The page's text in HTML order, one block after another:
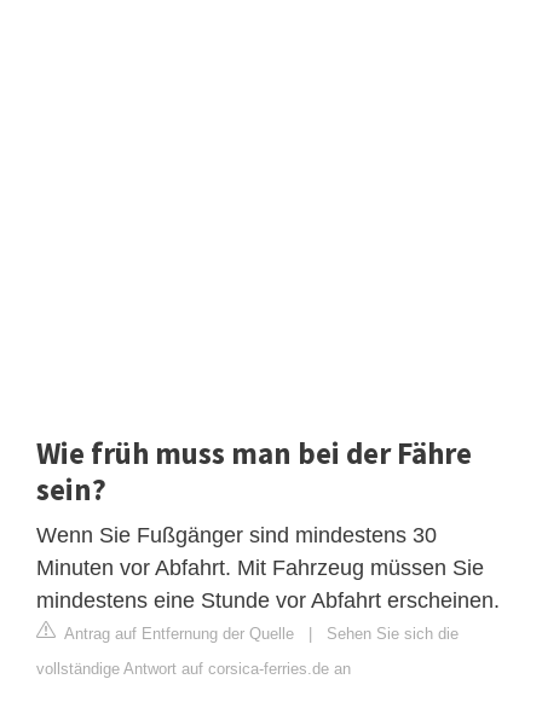
Wie früh muss man bei der Fähre
sein?
Wenn Sie Fußgänger sind mindestens 30
Minuten vor Abfahrt. Mit Fahrzeug müssen Sie
mindestens eine Stunde vor Abfahrt erscheinen.
Antrag auf Entfernung der Quelle | Sehen Sie sich die
vollständige Antwort auf corsica-ferries.de an